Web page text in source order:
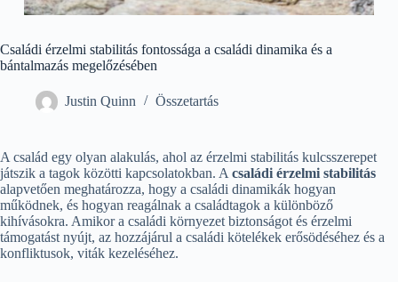
Családi érzelmi stabilitás fontossága a családi dinamika és a
bántalmazás megelőzésében
Justin Quinn Összetartás
A család egy olyan alakulás, ahol az érzelmi stabilitás kulcsszerepet
játszik a tagok közötti kapcsolatokban. A családi érzelmi stabilitás
alapvetően meghatározza, hogy a családi dinamikák hogyan
működnek, és hogyan reagálnak a családtagok a különböző
kihívásokra. Amikor a családi környezet biztonságot és érzelmi
támogatást nyújt, az hozzájárul a családi kötelékek erősödéséhez és a
konfliktusok, viták kezeléséhez.